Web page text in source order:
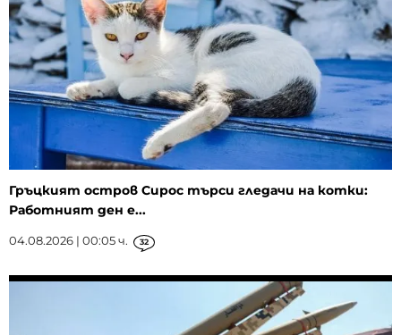
Гръцкият остров Сирос търси гледачи на котки:
Работният ден е...
04.08.2026 | 00:05 ч. 32